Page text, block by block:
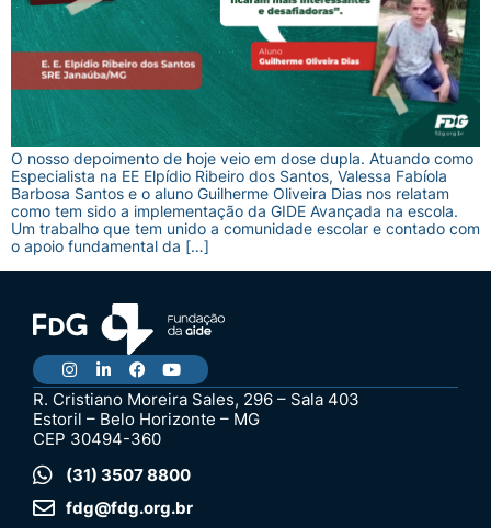
O nosso depoimento de hoje veio em dose dupla. Atuando como
Especialista na EE Elpídio Ribeiro dos Santos, Valessa Fabíola
Barbosa Santos e o aluno Guilherme Oliveira Dias nos relatam
como tem sido a implementação da GIDE Avançada na escola.
Um trabalho que tem unido a comunidade escolar e contado com
o apoio fundamental da […]
R. Cristiano Moreira Sales, 296 – Sala 403
Estoril – Belo Horizonte – MG
CEP 30494-360
(31) 3507 8800
fdg@fdg.org.br